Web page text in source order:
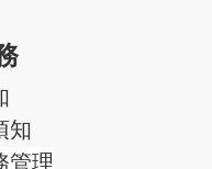
知
管理